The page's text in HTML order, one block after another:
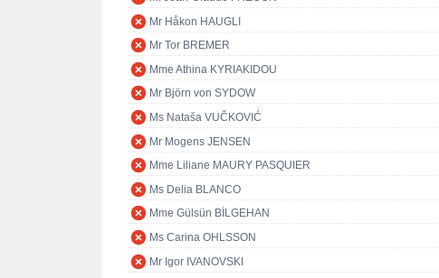
Mr Håkon HAUGLI
Mr Tor BREMER
Mme Athina KYRIAKIDOU
Mr Björn von SYDOW
Ms Nataša VUČKOVIĆ
Mr Mogens JENSEN
Mme Liliane MAURY PASQUIER
Ms Delia BLANCO
Mme Gülsün BİLGEHAN
Ms Carina OHLSSON
Mr Igor IVANOVSKI